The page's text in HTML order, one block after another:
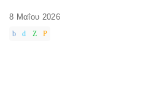
ΒΑΚΟΥΦ
8 Μαΐου 2026